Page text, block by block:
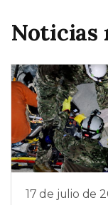
Noticias
17 de julio de